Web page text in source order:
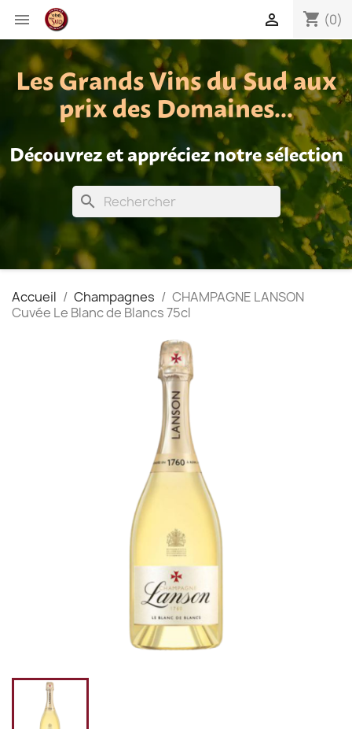
 shopping_cart (0)

Les Grands Vins du Sud aux
prix des Domaines...
Découvrez et appréciez notre sélection
search
Accueil Champagnes
CHAMPAGNE LANSON
Cuvée Le Blanc de Blancs 75cl